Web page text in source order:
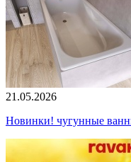
21.05.2026
Новинки! чугунные